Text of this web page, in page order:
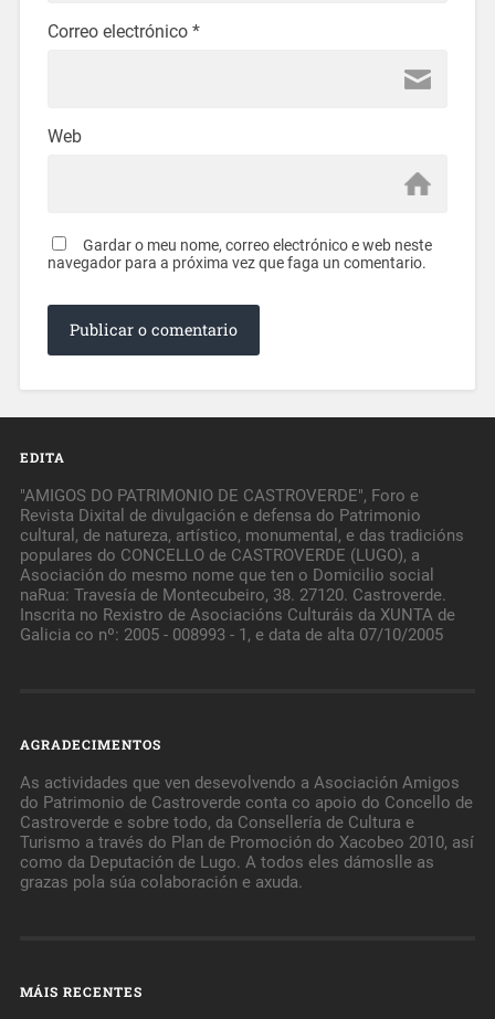
Correo electrónico *
Web
Gardar o meu nome, correo electrónico e web neste
navegador para a próxima vez que faga un comentario.
EDITA
"AMIGOS DO PATRIMONIO DE CASTROVERDE", Foro e
Revista Dixital de divulgación e defensa do Patrimonio
cultural, de natureza, artístico, monumental, e das tradicións
populares do CONCELLO de CASTROVERDE (LUGO), a
Asociación do mesmo nome que ten o Domicilio social
naRua: Travesía de Montecubeiro, 38. 27120. Castroverde.
Inscrita no Rexistro de Asociacións Culturáis da XUNTA de
Galicia co nº: 2005 - 008993 - 1, e data de alta 07/10/2005
AGRADECIMENTOS
As actividades que ven desevolvendo a Asociación Amigos
do Patrimonio de Castroverde conta co apoio do Concello de
Castroverde e sobre todo, da Consellería de Cultura e
Turismo a través do Plan de Promoción do Xacobeo 2010, así
como da Deputación de Lugo. A todos eles dámoslle as
grazas pola súa colaboración e axuda.
MÁIS RECENTES